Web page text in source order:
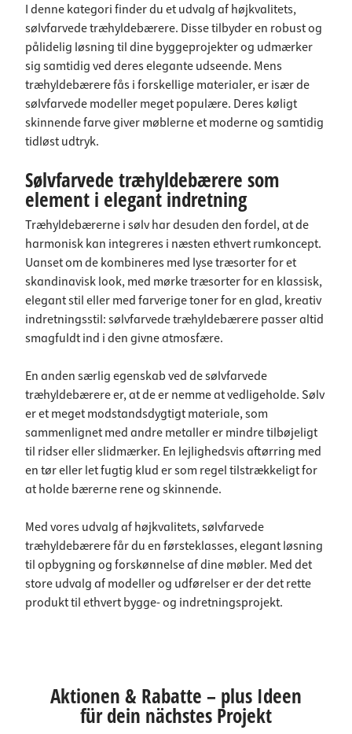
I denne kategori finder du et udvalg af højkvalitets,
sølvfarvede træhyldebærere. Disse tilbyder en robust og
pålidelig løsning til dine byggeprojekter og udmærker
sig samtidig ved deres elegante udseende. Mens
træhyldebærere fås i forskellige materialer, er især de
sølvfarvede modeller meget populære. Deres køligt
skinnende farve giver møblerne et moderne og samtidig
tidløst udtryk.
Sølvfarvede træhyldebærere som
element i elegant indretning
Træhyldebærerne i sølv har desuden den fordel, at de
harmonisk kan integreres i næsten ethvert rumkoncept.
Uanset om de kombineres med lyse træsorter for et
skandinavisk look, med mørke træsorter for en klassisk,
elegant stil eller med farverige toner for en glad, kreativ
indretningsstil: sølvfarvede træhyldebærere passer altid
smagfuldt ind i den givne atmosfære.
En anden særlig egenskab ved de sølvfarvede
træhyldebærere er, at de er nemme at vedligeholde. Sølv
er et meget modstandsdygtigt materiale, som
sammenlignet med andre metaller er mindre tilbøjeligt
til ridser eller slidmærker. En lejlighedsvis aftørring med
en tør eller let fugtig klud er som regel tilstrækkeligt for
at holde bærerne rene og skinnende.
Med vores udvalg af højkvalitets, sølvfarvede
træhyldebærere får du en førsteklasses, elegant løsning
til opbygning og forskønnelse af dine møbler. Med det
store udvalg af modeller og udførelser er der det rette
produkt til ethvert bygge- og indretningsprojekt.
Aktionen & Rabatte – plus Ideen
für dein nächstes Projekt